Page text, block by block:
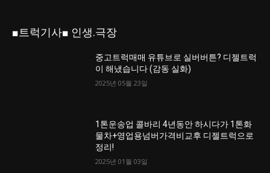
■트럭기사■ 인생.극장
중고트럭매매 유튜브로 실버버튼? 디젤트럭
이 해냈습니다 (감동 실화)
2025년 05월 23일
1톤운송업 콜바리 4년동안 하시다가 1톤화
물차+영업용넘버가격비교후 디젤트럭으로
정리!
2025년 01월 03일